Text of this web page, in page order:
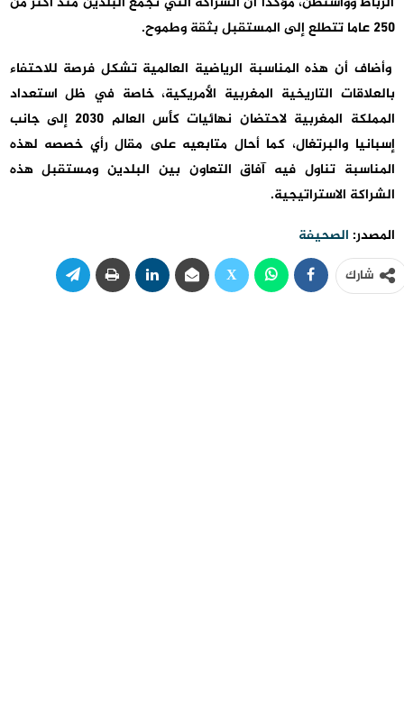
250 عاما تتطلع إلى المستقبل بثقة وطموح.
وأضاف أن هذه المناسبة الرياضية العالمية تشكل فرصة للاحتفاء
بالعلاقات التاريخية المغربية الأمريكية، خاصة في ظل استعداد
المملكة المغربية لاحتضان نهائيات كأس العالم 2030 إلى جانب
إسبانيا والبرتغال، كما أحال متابعيه على مقال رأي خصصه لهذه
المناسبة تناول فيه آفاق التعاون بين البلدين ومستقبل هذه
الشراكة الاستراتيجية.
المصدر: الصحيفة
شارك